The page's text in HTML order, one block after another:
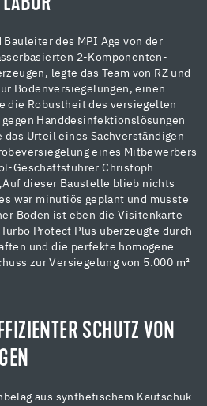
des MPI Age von der
2-Komponenten-
legte das Team von RZ und
Bodenversiegelungen, einen
die Robustheit des versiegelten
Handdesinfektionslösungen
Urteil eines Sachverständigen
eines Mitbewerbers
Geschäftsführer Christoph
dieser Baustelle blieb nichts
war minutiös geplant und musste
Boden ist eben die Visitenkarte
Protect Plus überzeugte durch
und die perfekte homogene
zur Versiegelung von 5.000 m²
SCHUTZ VON
aus synthetischem Kautschuk